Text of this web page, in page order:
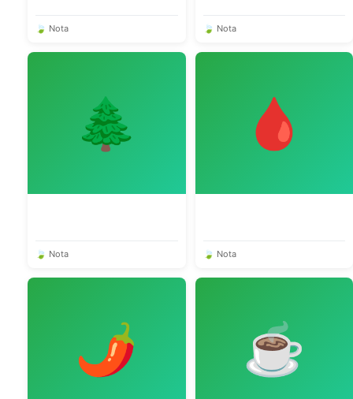
🍃 Nota 🍃 Nota
🌲
🍃 Nota
🩸
🍃 Nota
🌶️ ☕️